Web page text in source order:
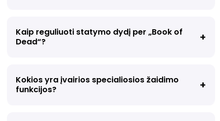
Kaip reguliuoti statymo dydį per „Book of
Dead“?
Kokios yra įvairios specialiosios žaidimo
funkcijos?